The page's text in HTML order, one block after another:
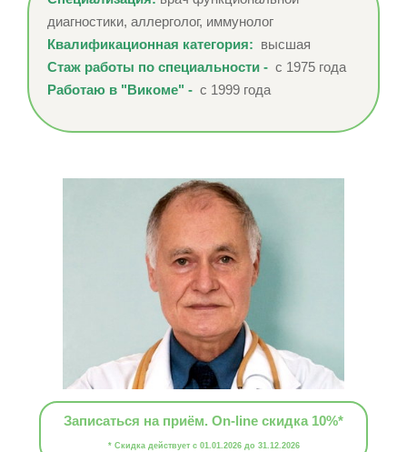
диагностики, аллерголог, иммунолог
Квалификационная категория: высшая
Стаж работы по специальности - с 1975 года
Работаю в "Викоме" - с 1999 года
Записаться на приём. On-line скидка 10%*
* Скидка действует с 01.01.2026 до 31.12.2026